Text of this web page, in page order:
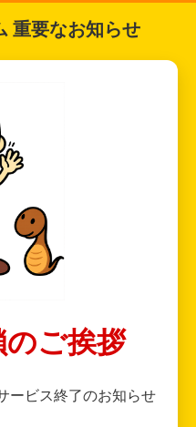
重要なお知らせ
ご挨拶
ービス終了のお知らせ